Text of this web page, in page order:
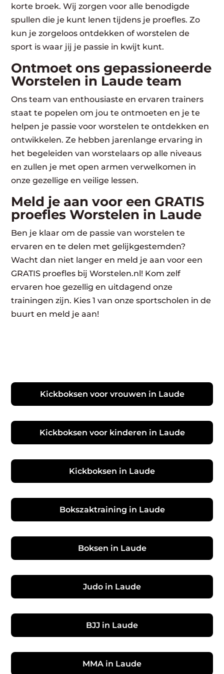
korte broek. Wij zorgen voor alle benodigde
spullen die je kunt lenen tijdens je proefles. Zo
kun je zorgeloos ontdekken of worstelen de
sport is waar jij je passie in kwijt kunt.
Ontmoet ons gepassioneerde
Worstelen in Laude team
Ons team van enthousiaste en ervaren trainers
staat te popelen om jou te ontmoeten en je te
helpen je passie voor worstelen te ontdekken en
ontwikkelen. Ze hebben jarenlange ervaring in
het begeleiden van worstelaars op alle niveaus
en zullen je met open armen verwelkomen in
onze gezellige en veilige lessen.
Meld je aan voor een GRATIS
proefles Worstelen in Laude
Ben je klaar om de passie van worstelen te
ervaren en te delen met gelijkgestemden?
Wacht dan niet langer en meld je aan voor een
GRATIS proefles bij Worstelen.nl! Kom zelf
ervaren hoe gezellig en uitdagend onze
trainingen zijn. Kies 1 van onze sportscholen in de
buurt en meld je aan!
Kickboksen voor vrouwen in Laude
Kickboksen voor kinderen in Laude
Kickboksen in Laude
Bokszaktraining in Laude
Boksen in Laude
Judo in Laude
BJJ in Laude
MMA in Laude